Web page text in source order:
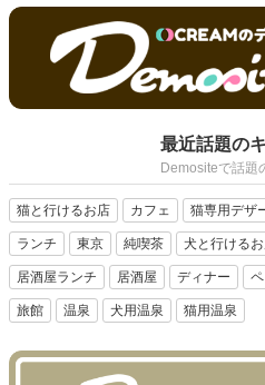
最近話題の
Demositeで話題
猫と行けるお店 カフェ 猫専用デザ
ランチ 東京 純喫茶 犬と行ける
居酒屋ランチ 居酒屋 ディナー
旅館 温泉 犬用温泉 猫用温泉